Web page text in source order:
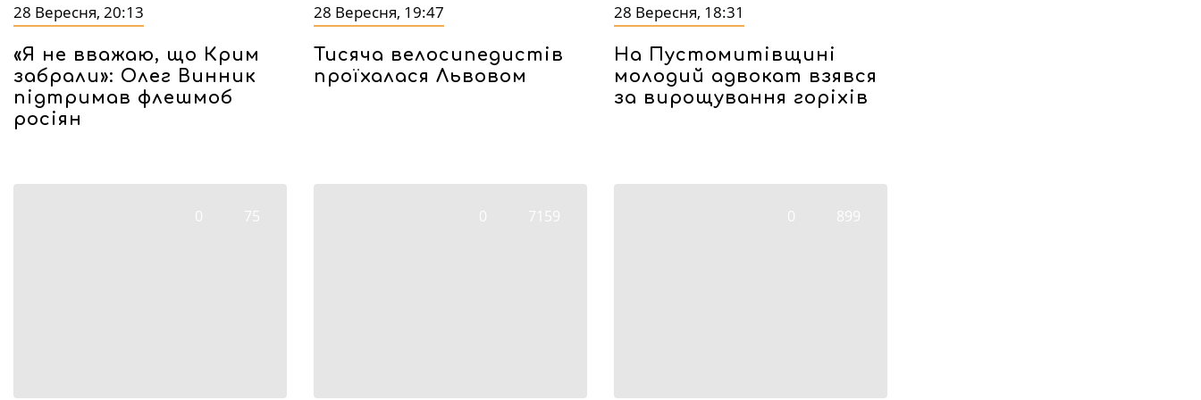
28 Вересня, 20:13
«Я не вважаю, що Крим
забрали»: Олег Винник
підтримав флешмоб
росіян
28 Вересня, 19:47
Тисяча велосипедистів
проїхалася Львовом
28 Вересня, 18:31
На Пустомитівщині
молодий адвокат взявся
за вирощування горіхів
0 75 0 7159 0 899